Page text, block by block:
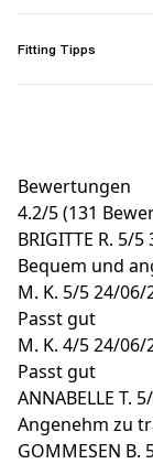
Fitting Tipps
Bewertungen
4.2/5(131
BRIGITTE R. 5/5
Bequem und
M. K. 5/524/06/
Passt gut
M. K. 4/524/06/
Passt gut
ANNABELLE T.
Angenehm zu
GOMMESEN B.